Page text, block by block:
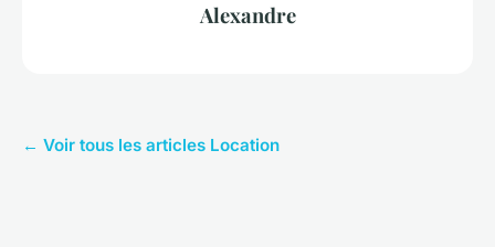
Alexandre
← Voir tous les articles Location